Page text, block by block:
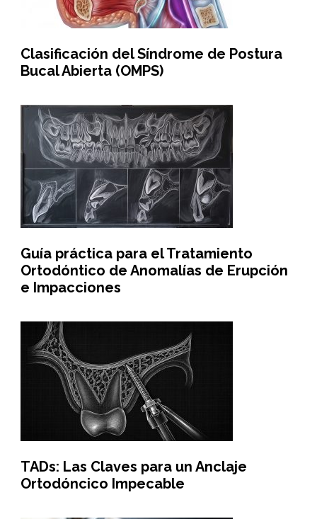
Clasificación del Síndrome de Postura
Bucal Abierta (OMPS)
Guía práctica para el Tratamiento
Ortodóntico de Anomalías de Erupción
e Impacciones
TADs: Las Claves para un Anclaje
Ortodóncico Impecable